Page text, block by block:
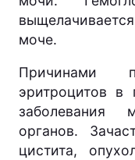
моче.
Причинами
эритроцитов в
заболевания
органов.
цистита,